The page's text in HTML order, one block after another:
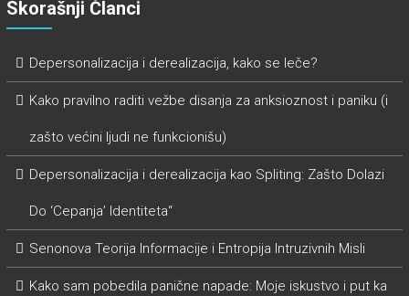
Skorašnji Članci
Depersonalizacija i derealizacija, kako se leče?
Kako pravilno raditi vežbe disanja za anksioznost i paniku (i
zašto većini ljudi ne funkcionišu)
Depersonalizacija i derealizacija kao Spliting: Zašto Dolazi
Do ‘Cepanja’ Identiteta“
Senonova Teorija Informacije i Entropija Intruzivnih Misli
Kako sam pobedila panične napade: Moje iskustvo i put ka